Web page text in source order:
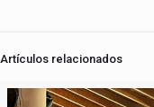
Artículos relacionados